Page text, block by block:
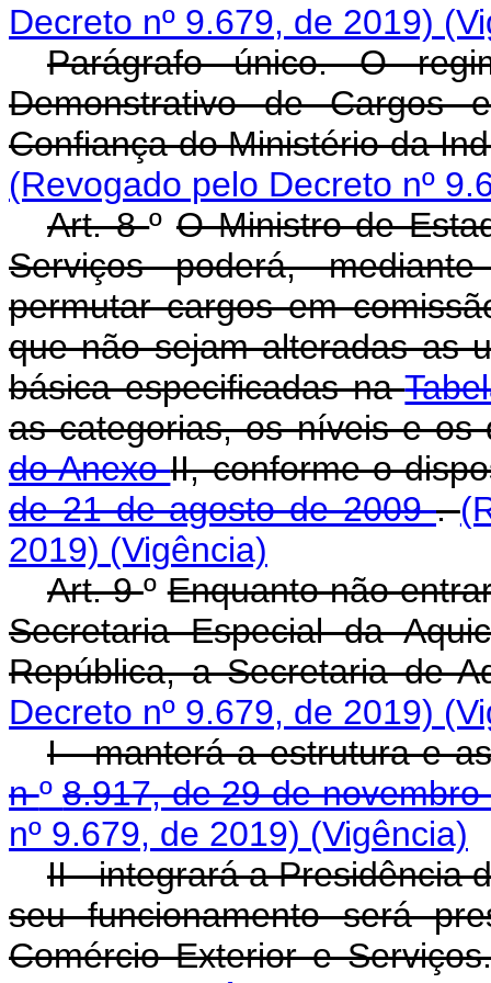
Decreto nº 9.679, de 2019)
Parágrafo único. O
Demonstrativo de Cargos
Confiança do Ministério da
(Revogado pelo Decreto nº
Art. 8º O Ministro de
Serviços poderá,
permutar cargos em
que não sejam alteradas as
básica especificadas na
as categorias, os níveis e
do AnexoII, conforme o
de 21 de agosto de 2009.
2019) (Vigência)
Art. 9ºEnquanto não
Secretaria Especial da
República, a Secretaria de
Decreto nº 9.679, de 2019)
I - manterá a estrutura e
nº8.917, de 29 de
nº 9.679, de 2019) (Vigência)
II - integrará a Presidência
seu funcionamento será
Comércio Exterior e